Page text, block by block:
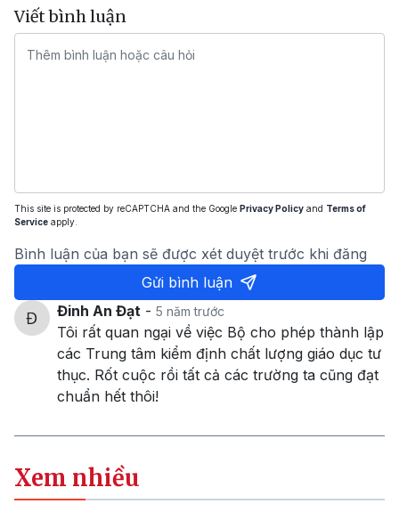
Viết bình luận
This site is protected by reCAPTCHA and the Google Privacy Policy and Terms of
Service apply.
Bình luận của bạn sẽ được xét duyệt trước khi đăng
Gửi bình luận
Đinh An Đạt - 5 năm trước
Tôi rất quan ngại về việc Bộ cho phép thành lập
các Trung tâm kiểm định chất lượng giáo dục tư
thục. Rốt cuộc rồi tất cả các trường ta cũng đạt
chuẩn hết thôi!
Xem nhiều